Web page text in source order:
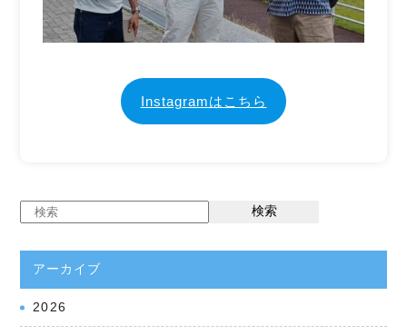
Instagramはこちら
検索
アーカイブ
2026